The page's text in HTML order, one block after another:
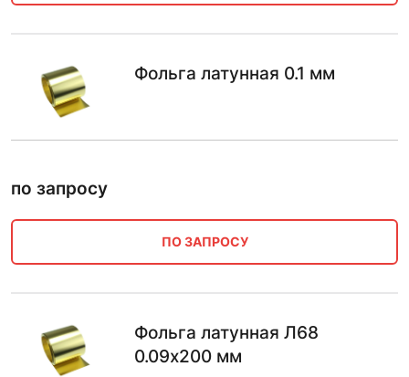
Фольга латунная 0.1 мм
по запросу
ПО ЗАПРОСУ
Фольга латунная Л68
0.09х200 мм